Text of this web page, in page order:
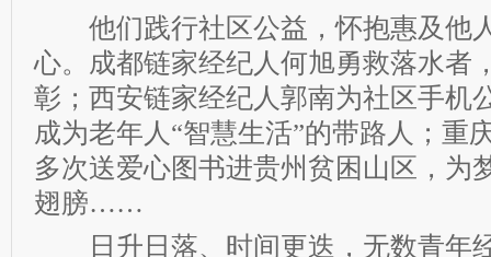
他们践行社区公益，怀抱惠及他
心。成都链家经纪人何旭勇救落水者
彰；西安链家经纪人郭南为社区手机
成为老年人“智慧生活”的带路人；重
多次送爱心图书进贵州贫困山区，为
翅膀……
日升日落、时间更迭，无数青年